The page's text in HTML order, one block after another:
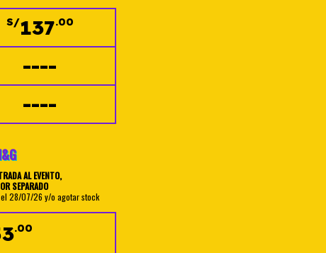
S/137.00
----
----
AL EVENTO,
SEPARADO
28/07/26 y/o agotar stock
.00